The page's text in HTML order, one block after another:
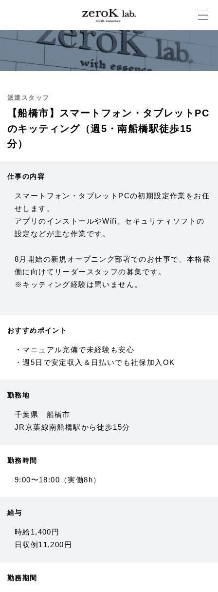
派遣スタッフ
【船橋市】スマートフォン・タブレットPC
のキッティング（週5・南船橋駅徒歩15
分）
仕事の内容
スマートフォン・タブレットPCの初期設定作業をお任
せします。
アプリのインストールやWifi、セキュリティソフトの
設定などが主な作業です。
8月開始の新規オープニング部署でのお仕事で、本格稼
働に向けてリーダースタッフの募集です。
※キッティング経験は問いません。
おすすめポイント
・マニュアル完備で未経験も安心
・週5日で安定収入＆日払いでも社保加入OK
勤務地
千葉県 船橋市
JR京葉線南船橋駅から徒歩15分
勤務時間
9:00〜18:00（実働8h）
給与
時給1,400円
日収例11,200円
勤務期間